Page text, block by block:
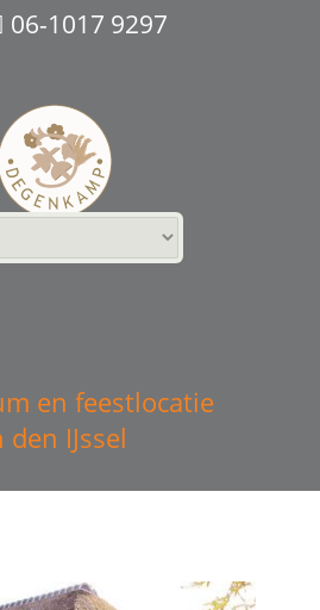
06-1017 9297
en feestlocatie
den IJssel